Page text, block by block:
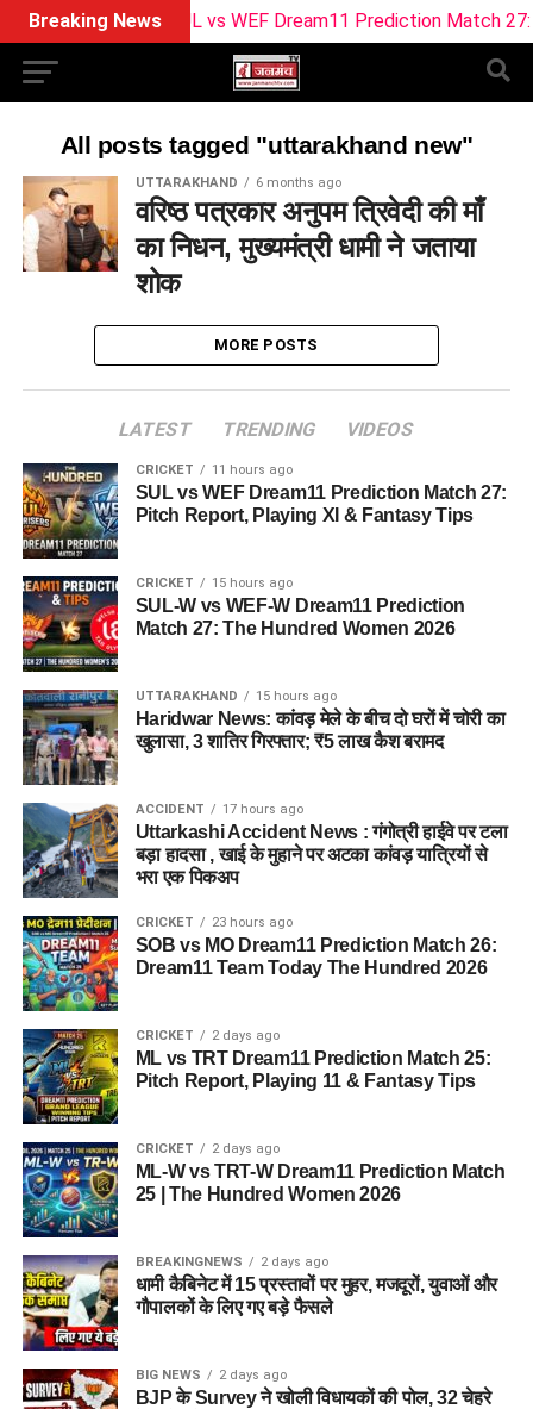
Breaking NewsSUL vs WEF Dream11 Prediction Match 27:
All posts tagged "uttarakhand new"
UTTARAKHAND 6 months ago
वरिष्ठ पत्रकार अनुपम त्रिवेदी की माँ
का निधन, मुख्यमंत्री धामी ने जताया
शोक
MORE POSTS
LATEST TRENDING VIDEOS
CRICKET 11 hours ago
SUL vs WEF Dream11 Prediction Match 27:
Pitch Report, Playing XI & Fantasy Tips
CRICKET 15 hours ago
SUL-W vs WEF-W Dream11 Prediction
Match 27: The Hundred Women 2026
UTTARAKHAND 15 hours ago
Haridwar News: कांवड़ मेले के बीच दो घरों में चोरी का
खुलासा, 3 शातिर गिरफ्तार; ₹5 लाख कैश बरामद
ACCIDENT 17 hours ago
Uttarkashi Accident News : गंगोत्री हाईवे पर टला
बड़ा हादसा , खाई के मुहाने पर अटका कांवड़ यात्रियों से
भरा एक पिकअप
CRICKET 23 hours ago
SOB vs MO Dream11 Prediction Match 26:
Dream11 Team Today The Hundred 2026
CRICKET 2 days ago
ML vs TRT Dream11 Prediction Match 25:
Pitch Report, Playing 11 & Fantasy Tips
CRICKET 2 days ago
ML-W vs TRT-W Dream11 Prediction Match
25 | The Hundred Women 2026
BREAKINGNEWS 2 days ago
धामी कैबिनेट में 15 प्रस्तावों पर मुहर, मजदूरों, युवाओं और
गौपालकों के लिए गए बड़े फैसले
BIG NEWS 2 days ago
BJP के Survey ने खोली विधायकों की पोल, 32 चेहरे